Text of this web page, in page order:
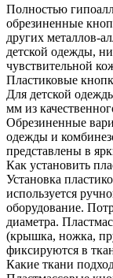
Полностью
обрезиненные
других металлов-
детской одежды,
чувствительной
Пластиковые
Для детской
мм из
Обрезиненные
одежды и
представлены в
Как установить
Установка
используется
оборудование.
диаметра.
(крышка, ножка,
фиксируются в
Какие ткани